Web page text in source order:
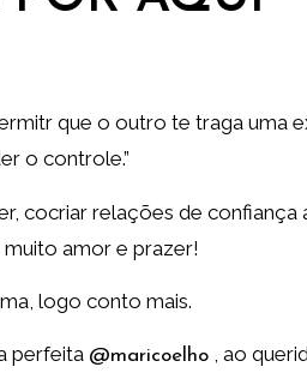
que o outro te traga uma
o controle.”
cocriar relações de confiança
amor e prazer!
logo conto mais.
perfeita @maricoelho , ao